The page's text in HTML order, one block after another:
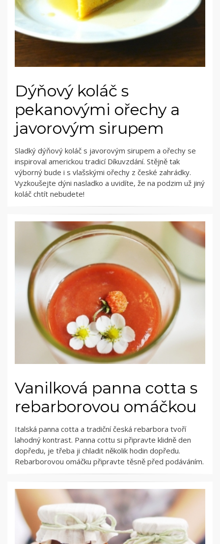
Dýňový koláč s
pekanovými ořechy a
javorovým sirupem
Sladký dýňový koláč s javorovým sirupem a ořechy se
inspiroval americkou tradicí Díkuvzdání. Stějně tak
výborný bude i s vlašskými ořechy z české zahrádky.
Vyzkoušejte dýni nasladko a uvidíte, že na podzim už jiný
koláč chtít nebudete!
Vanilková panna cotta s
rebarborovou omáčkou
Italská panna cotta a tradiční česká rebarbora tvoří
lahodný kontrast. Panna cottu si připravte klidně den
dopředu, je třeba ji chladit několik hodin dopředu.
Rebarborovou omáčku připravte těsně před podáváním.